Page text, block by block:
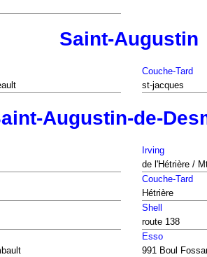
Saint-Augustin
Couche-Tard
st-jacques
Augustin-de-
Irving
de l'Hétrière /
Couche-Tard
Hétrière
Shell
route 138
Esso
991 Boul